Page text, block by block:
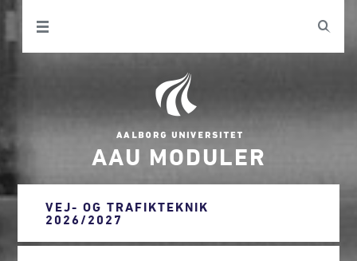
AAU MODULER
VEJ- OG TRAFIKTEKNIK
2026/2027